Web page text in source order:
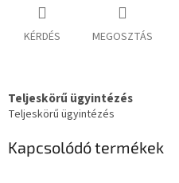
KÉRDÉS MEGOSZTÁS
Teljeskörű ügyintézés
Teljeskörű ügyintézés
Kapcsolódó termékek